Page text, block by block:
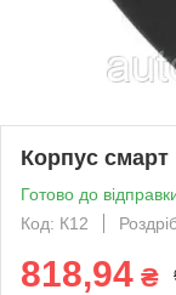
Корпус смарт
Готово до
Код: К12
818,94 ₴